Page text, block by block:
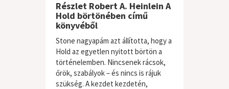
Részlet Robert A. Heinlein A
Hold börtönében című
könyvéből
Stone nagyapám azt állította, hogy a
Hold az egyetlen nyitott börtön a
történelemben. Nincsenek rácsok,
őrök, szabályok – és nincs is rájuk
szükség. A kezdet kezdetén,